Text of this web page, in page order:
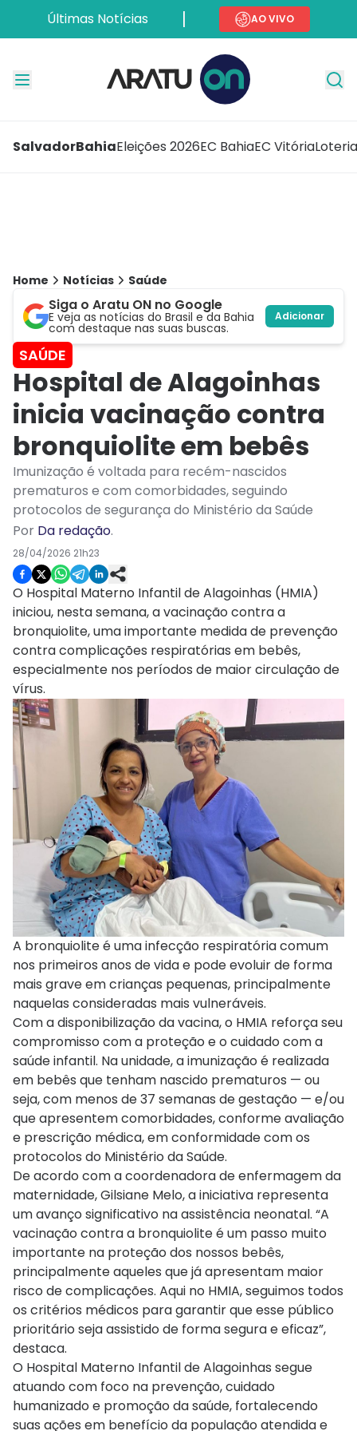
Últimas Notícias AO VIVO
SalvadorBahiaEleições 2026EC BahiaEC Vitória
Home Notícias Saúde
Siga o Aratu ON no Google
E veja as notícias do Brasil e da Bahia
com destaque nas suas buscas.
Adicionar
SAÚDE
Hospital de Alagoinhas
inicia vacinação contra
bronquiolite em bebês
Imunização é voltada para recém-nascidos
prematuros e com comorbidades, seguindo
protocolos de segurança do Ministério da Saúde
Por Da redação.
28/04/2026 21h23
O Hospital Materno Infantil de Alagoinhas (HMIA)
iniciou, nesta semana, a vacinação contra a
bronquiolite, uma importante medida de prevenção
contra complicações respiratórias em bebês,
especialmente nos períodos de maior circulação de
vírus.
A bronquiolite é uma infecção respiratória comum
nos primeiros anos de vida e pode evoluir de forma
mais grave em crianças pequenas, principalmente
naquelas consideradas mais vulneráveis.
Com a disponibilização da vacina, o HMIA reforça seu
compromisso com a proteção e o cuidado com a
saúde infantil. Na unidade, a imunização é realizada
em bebês que tenham nascido prematuros — ou
seja, com menos de 37 semanas de gestação — e/ou
que apresentem comorbidades, conforme avaliação
e prescrição médica, em conformidade com os
protocolos do Ministério da Saúde.
De acordo com a coordenadora de enfermagem da
maternidade, Gilsiane Melo, a iniciativa representa
um avanço significativo na assistência neonatal. “A
vacinação contra a bronquiolite é um passo muito
importante na proteção dos nossos bebês,
principalmente aqueles que já apresentam maior
risco de complicações. Aqui no HMIA, seguimos todos
os critérios médicos para garantir que esse público
prioritário seja assistido de forma segura e eficaz”,
destaca.
O Hospital Materno Infantil de Alagoinhas segue
atuando com foco na prevenção, cuidado
humanizado e promoção da saúde, fortalecendo
suas ações em benefício da população atendida e